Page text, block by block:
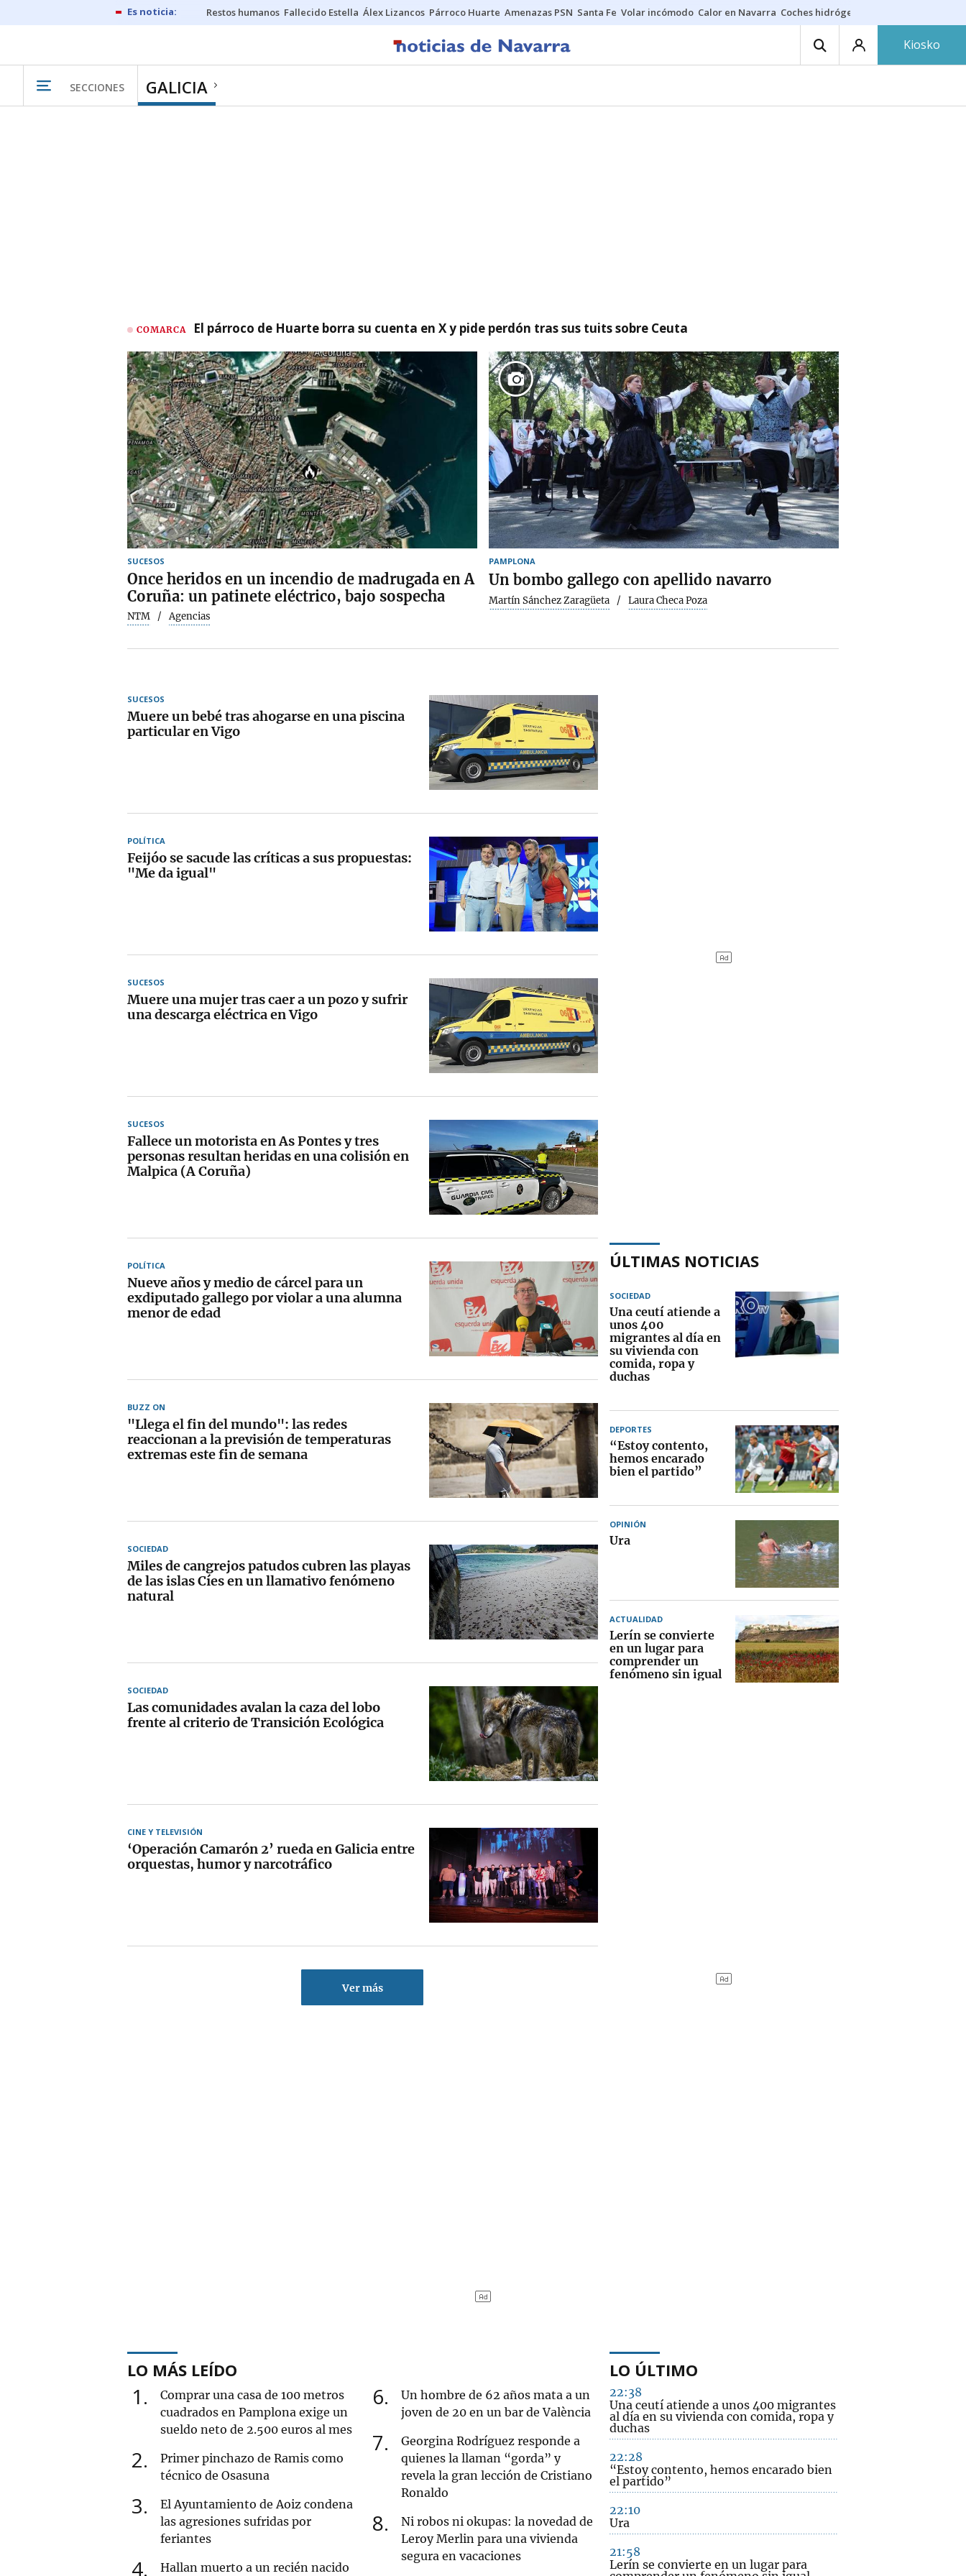
Restos humanos Fallecido Estella Álex Lizancos Párroco Huarte Amenazas PSN Santa Fe Volar incómodo Calor en Navarra Coches hidrógeno
Kiosko
SECCIONES GALICIA
COMARCA El párroco de Huarte borra su cuenta en X y pide perdón tras sus tuits sobre Ceuta
SUCESOS
Once heridos en un incendio de madrugada en A
Coruña: un patinete eléctrico, bajo sospecha
NTM Agencias
PAMPLONA
Un bombo gallego con apellido navarro
Martín Sánchez Zaragüeta Laura Checa Poza
SUCESOS
Muere un bebé tras ahogarse en una piscina
particular en Vigo
POLÍTICA
Feijóo se sacude las críticas a sus propuestas:
"Me da igual"
SUCESOS
Muere una mujer tras caer a un pozo y sufrir
una descarga eléctrica en Vigo
SUCESOS
Fallece un motorista en As Pontes y tres
personas resultan heridas en una colisión en
Malpica (A Coruña)
POLÍTICA
Nueve años y medio de cárcel para un
exdiputado gallego por violar a una alumna
menor de edad
BUZZ ON
"Llega el fin del mundo": las redes
reaccionan a la previsión de temperaturas
extremas este fin de semana
SOCIEDAD
Miles de cangrejos patudos cubren las playas
de las islas Cíes en un llamativo fenómeno
natural
SOCIEDAD
Las comunidades avalan la caza del lobo
frente al criterio de Transición Ecológica
CINE Y TELEVISIÓN
‘Operación Camarón 2’ rueda en Galicia entre
orquestas, humor y narcotráfico
Ver más
ÚLTIMAS NOTICIAS
SOCIEDAD
Una ceutí atiende a
unos 400
migrantes al día en
su vivienda con
comida, ropa y
duchas
DEPORTES
“Estoy contento,
hemos encarado
bien el partido”
OPINIÓN
Ura
ACTUALIDAD
Lerín se convierte
en un lugar para
comprender un
fenómeno sin igual
LO MÁS LEÍDO
1
Comprar una casa de 100 metros
cuadrados en Pamplona exige un
sueldo neto de 2.500 euros al mes
2
Primer pinchazo de Ramis como
técnico de Osasuna
3
El Ayuntamiento de Aoiz condena
las agresiones sufridas por
feriantes
4 Hallan muerto a un recién nacido
6
Un hombre de 62 años mata a un
joven de 20 en un bar de València
7
Georgina Rodríguez responde a
quienes la llaman “gorda” y
revela la gran lección de Cristiano
Ronaldo
8
Ni robos ni okupas: la novedad de
Leroy Merlin para una vivienda
segura en vacaciones
LO ÚLTIMO
22:38
Una ceutí atiende a unos 400 migrantes
al día en su vivienda con comida, ropa y
duchas
22:28
“Estoy contento, hemos encarado bien
el partido”
22:10
Ura
21:58
Lerín se convierte en un lugar para